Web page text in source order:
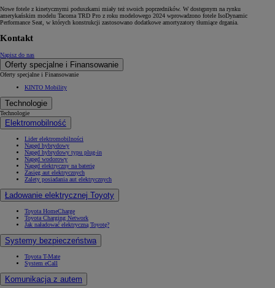
Nowe fotele z kinetycznymi poduszkami miały też swoich poprzedników. W dostępnym na rynku
amerykańskim modelu Tacoma TRD Pro z roku modelowego 2024 wprowadzono fotele IsoDynamic
Performance Seat, w których konstrukcji zastosowano dodatkowe amortyzatory tłumiące drgania.
Kontakt
Napisz do nas
Oferty specjalne i Finansowanie
Oferty specjalne i Finansowanie
KINTO Mobility
Technologie
Technologie
Elektromobilność
Lider elektromobilności
Napęd hybrydowy
Napęd hybrydowy typu plug-in
Napęd wodorowy
Napęd elektryczny na baterię
Zasięg aut elektrycznych
Zalety posiadania aut elektrycznych
Ładowanie elektrycznej Toyoty
Toyota HomeCharge
Toyota Charging Network
Jak naładować elektryczną Toyotę?
Systemy bezpieczeństwa
Toyota T-Mate
System eCall
Komunikacja z autem